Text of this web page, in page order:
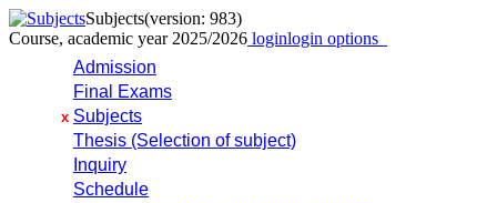
Subjects(version: 983)
Course, academic year 2025/2026 loginlogin options
Admission
Final Exams
x Subjects
Thesis (Selection of subject)
Inquiry
Schedule